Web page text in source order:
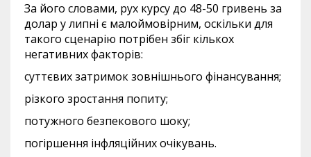
За його словами, рух курсу до 48-50 гривень за
долар у липні є малоймовірним, оскільки для
такого сценарію потрібен збіг кількох
негативних факторів:
суттєвих затримок зовнішнього фінансування;
різкого зростання попиту;
потужного безпекового шоку;
погіршення інфляційних очікувань.